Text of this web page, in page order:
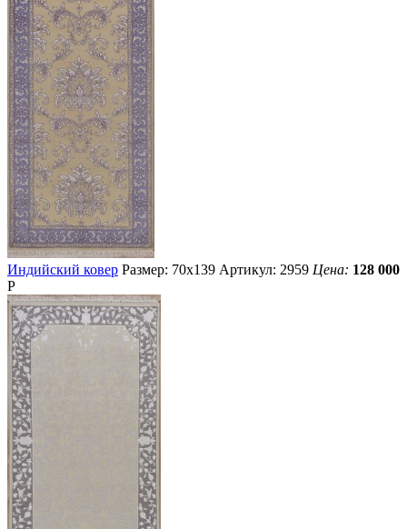
Индийский ковер Размер: 70х139 Артикул: 2959 Цена: 128 000
Р